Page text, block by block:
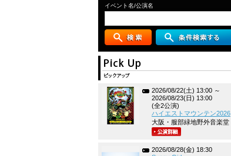
イベント名/公演名
2026/08/22(土) 13:00 ～
2026/08/23(日) 13:00
(全2公演)
ハイエストマウンテン2026
大阪・服部緑地野外音楽堂
2026/08/28(金) 18:30